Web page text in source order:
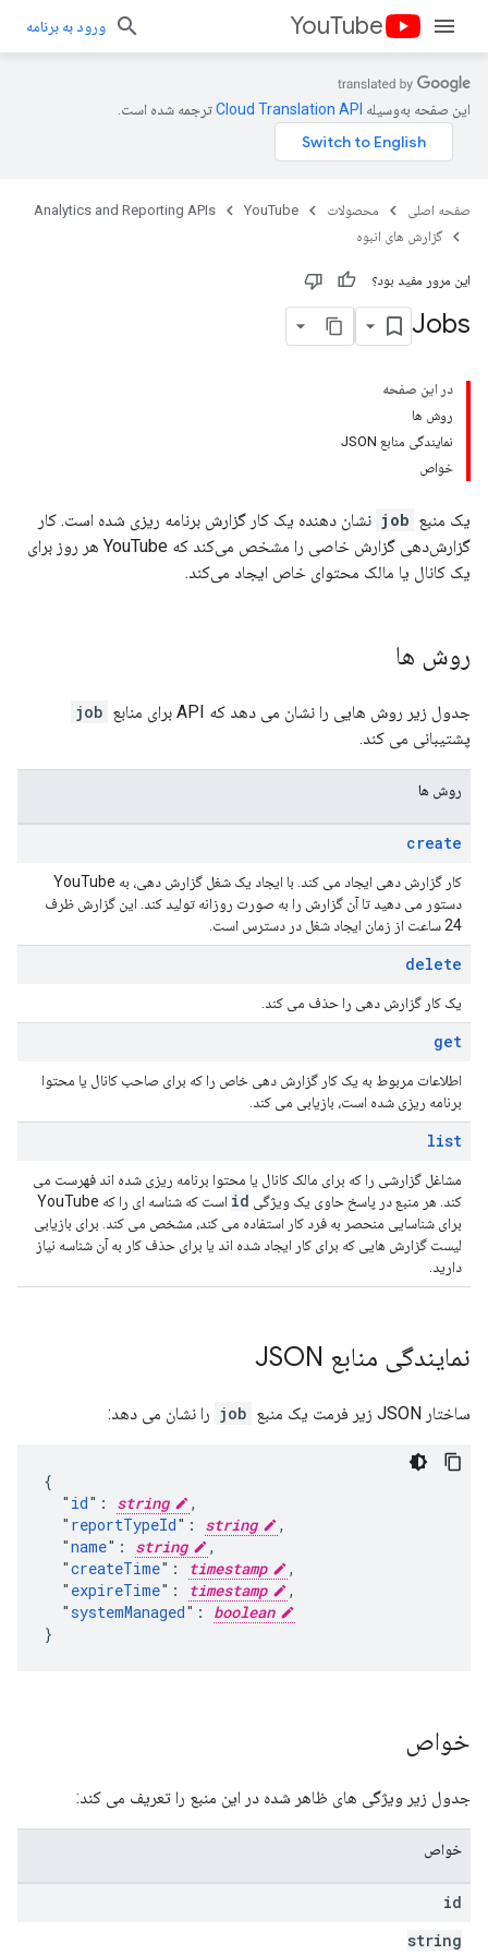
YouTube ورود به برنامه
این صفحه به‌وسیله ترجمه شده است.
صفحه اصلی محصولات YouTube
Analytics and Reporting APIs
گزارش های انبوه
این مرور مفید بود؟
Jobs
در این صفحه
روش ها
نمایندگی منابع JSON
خواص
یک منبع job نشان دهنده یک کار گزارش برنامه ریزی شده است. کار
گزارش‌دهی گزارش خاصی را مشخص می‌کند که YouTube هر روز برای
یک کانال یا مالک محتوای خاص ایجاد می‌کند.
روش ها
جدول زیر روش هایی را نشان می دهد که API برای منابع
job
پشتیبانی می کند.
روش ها
create
کار گزارش دهی ایجاد می کند. با ایجاد یک شغل گزارش دهی، به YouTube
دستور می دهید تا آن گزارش را به صورت روزانه تولید کند. این گزارش ظرف
24 ساعت از زمان ایجاد شغل در دسترس است.
delete
یک کار گزارش دهی را حذف می کند.
get
اطلاعات مربوط به یک کار گزارش دهی خاص را که برای صاحب کانال یا محتوا
برنامه ریزی شده است، بازیابی می کند.
list
مشاغل گزارشی را که برای مالک کانال یا محتوا برنامه ریزی شده اند فهرست می
کند. هر منبع در پاسخ حاوی یک ویژگی id
است که شناسه ای را که YouTube
برای شناسایی منحصر به فرد کار استفاده می کند، مشخص می کند. برای بازیابی
لیست گزارش هایی که برای کار ایجاد شده اند یا برای حذف کار به آن شناسه نیاز
دارید.
نمایندگی منابع JSON
ساختار JSON زیر فرمت یک منبع job را نشان می دهد:
{
  "
id": string
,
  "
reportTypeId": string
,
  "
name": string
,
  "
createTime": timestamp
,
  "
expireTime": timestamp
,
  "
systemManaged": boolean
}
خواص
جدول زیر ویژگی های ظاهر شده در این منبع را تعریف می کند:
خواص
id
string